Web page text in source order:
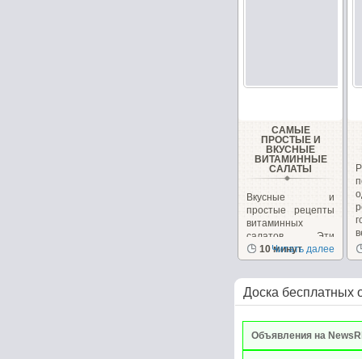
САМЫЕ
ПРОСТЫЕ И
ВКУСНЫЕ
ВИТАМИННЫЕ
САЛАТЫ
Вкусные и
простые рецепты
витаминных
салатов. Эти
салаты очень
вкусные сами...
10 минут
Читать далее
Доска бесплатных
Объявления на